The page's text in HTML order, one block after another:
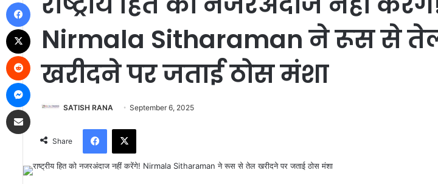
Nirmala Sitharaman ने रूस से
खरीदने पर जताई ठोस मंशा
SATISH RANA September 6, 2025
Share
Facebook
X
Messenger
Share via Email